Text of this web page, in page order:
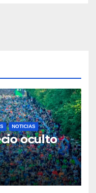
NOTICIAS
oculto